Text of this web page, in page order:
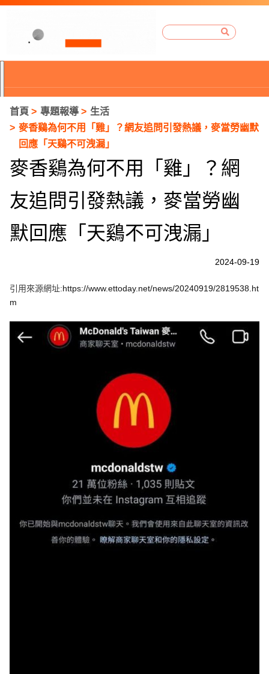
首頁 專題報導
生活
麥香鷄為何不用「雞」？網友追問引發熱議，麥當勞幽默
回應「天鷄不可洩漏」
麥香鷄為何不用「雞」？網
友追問引發熱議，麥當勞幽
默回應「天鷄不可洩漏」
2024-09-19
引用來源網址:https://www.ettoday.net/news/20240919/2819538.ht
m